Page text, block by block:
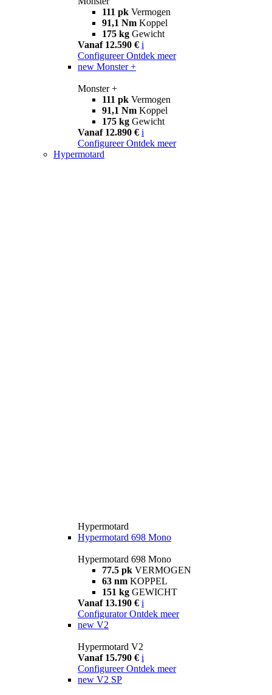
111 pk Vermogen
91,1 Nm Koppel
175 kg Gewicht
Vanaf 12.590 € i
Configureer Ontdek meer
new Monster +
Monster +
111 pk Vermogen
91,1 Nm Koppel
175 kg Gewicht
Vanaf 12.890 € i
Configureer Ontdek meer
Hypermotard
Hypermotard
Hypermotard 698 Mono
Hypermotard 698 Mono
77.5 pk VERMOGEN
63 nm KOPPEL
151 kg GEWICHT
Vanaf 13.190 € i
Configurator Ontdek meer
new V2
Hypermotard V2
Vanaf 15.790 € i
Configureer Ontdek meer
new V2 SP